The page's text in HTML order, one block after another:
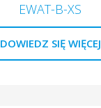
EWAT-B-XS
DOWIEDZ SIĘ WIĘCEJ